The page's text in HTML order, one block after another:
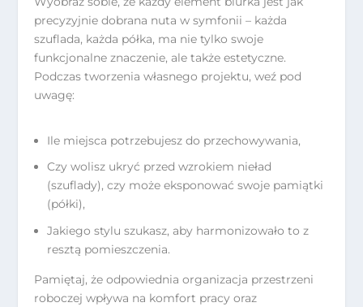
precyzyjnie dobrana nuta w symfonii – każda
szuflada, każda półka, ma nie tylko swoje
funkcjonalne znaczenie, ale także estetyczne.
Podczas tworzenia własnego projektu, weź pod
uwagę:
Ile miejsca potrzebujesz do przechowywania,
Czy wolisz ukryć przed wzrokiem nieład
(szuflady), czy może eksponować swoje pamiątki
(półki),
Jakiego stylu szukasz, aby harmonizowało to z
resztą pomieszczenia.
Pamiętaj, że odpowiednia organizacja przestrzeni
roboczej wpływa na komfort pracy oraz